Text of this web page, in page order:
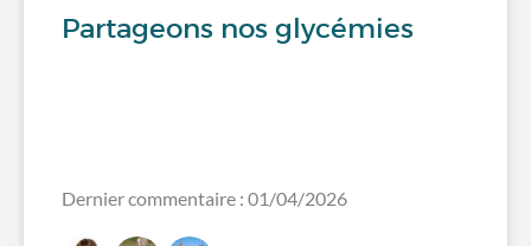
Partageons nos glycémies
Dernier commentaire : 01/04/2026